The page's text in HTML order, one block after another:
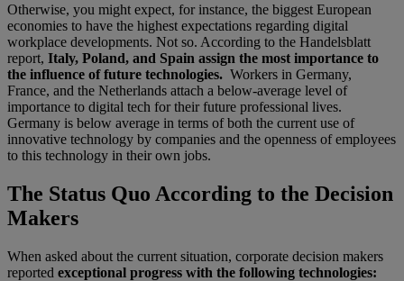
Otherwise, you might expect, for instance, the biggest European
economies to have the highest expectations regarding digital
workplace developments. Not so. According to the Handelsblatt
report, Italy, Poland, and Spain assign the most importance to
the influence of future technologies. Workers in Germany,
France, and the Netherlands attach a below-average level of
importance to digital tech for their future professional lives.
Germany is below average in terms of both the current use of
innovative technology by companies and the openness of employees
to this technology in their own jobs.
The Status Quo According to the Decision
Makers
When asked about the current situation, corporate decision makers
reported exceptional progress with the following technologies: